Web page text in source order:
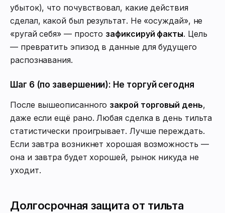
убыток), что почувствовал, какие действия
сделал, какой был результат. Не «осуждай», не
«ругай себя» — просто зафиксируй факты. Цель
— превратить эпизод в данные для будущего
распознавания.
Шаг 6 (по завершении): Не торгуй сегодня
После вышеописанного закрой торговый день,
даже если ещё рано. Любая сделка в день тильта
статистически проигрывает. Лучше переждать.
Если завтра возникнет хорошая возможность —
она и завтра будет хорошей, рынок никуда не
уходит.
Долгосрочная защита от тильта